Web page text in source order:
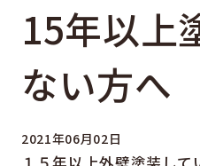
15年以上
ない方へ
2021年06月02日